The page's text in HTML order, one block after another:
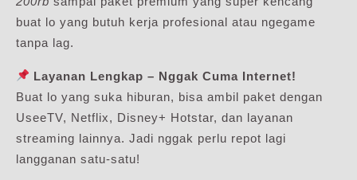
buat lo yang butuh kerja profesional atau ngegame
tanpa lag.
Layanan Lengkap – Nggak Cuma Internet!
Buat lo yang suka hiburan, bisa ambil paket dengan
UseeTV, Netflix, Disney+ Hotstar, dan layanan
streaming lainnya. Jadi nggak perlu repot lagi
langganan satu-satu!